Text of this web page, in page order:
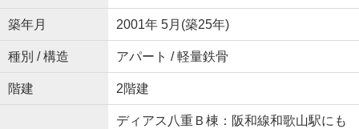
築年月 2001年 5月(築25年)
種別 / 構造 アパート / 軽量鉄骨
階建 2階建
ディアス八重Ｂ棟：阪和線和歌山駅にも